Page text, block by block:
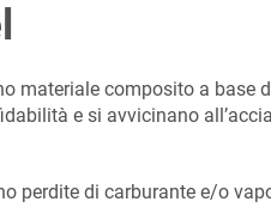
materiale composito a base
e si avvicinano
perdite di carburante e/o